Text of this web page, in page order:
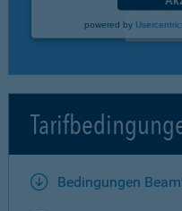
powered by
Bedingungen